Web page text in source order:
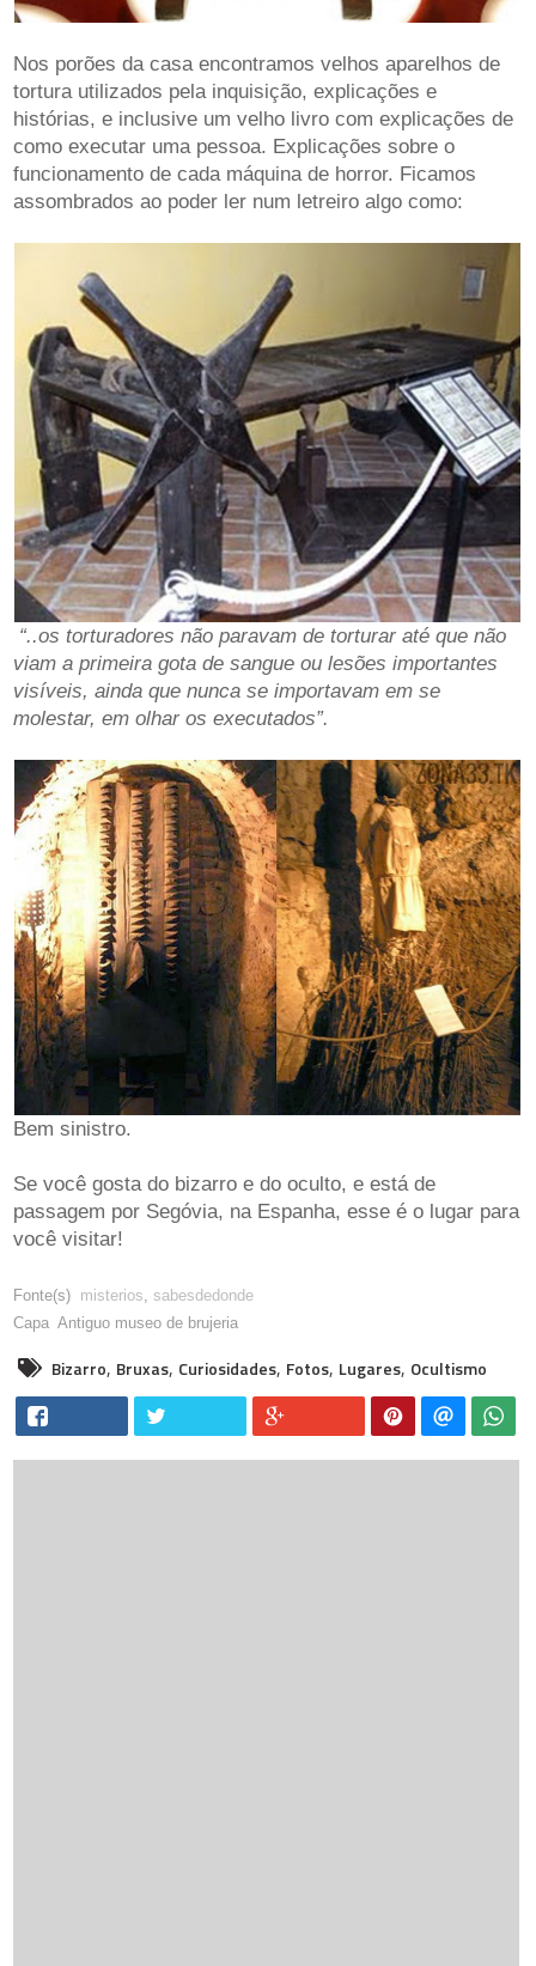
Nos porões da casa encontramos velhos aparelhos de
tortura utilizados pela inquisição, explicações e
histórias, e inclusive um velho livro com explicações de
como executar uma pessoa. Explicações sobre o
funcionamento de cada máquina de horror. Ficamos
assombrados ao poder ler num letreiro algo como:
“..os torturadores não paravam de torturar até que não
viam a primeira gota de sangue ou lesões importantes
visíveis, ainda que nunca se importavam em se
molestar, em olhar os executados”.
Bem sinistro.
Se você gosta do bizarro e do oculto, e está de
passagem por Segóvia, na Espanha, esse é o lugar para
você visitar!
Fonte(s) misterios sabesdedonde
Capa Antiguo museo de brujeria
Bizarro, Bruxas, Curiosidades, Fotos, Lugares, Ocultismo